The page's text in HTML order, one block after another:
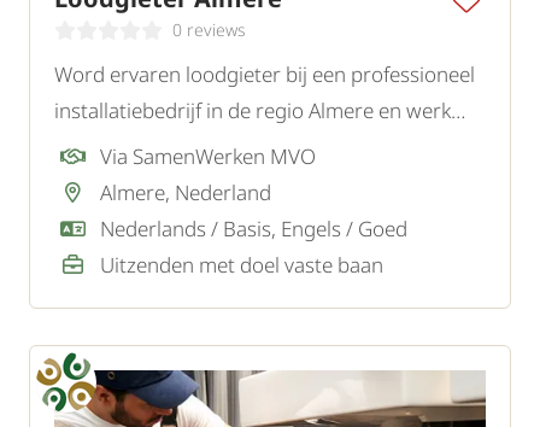
0 reviews
Word ervaren loodgieter bij een professioneel
installatiebedrijf in de regio Almere en werk
zelfstandig aan afwisselende opdrachten bij
particuliere en zakelijke klanten.
Via SamenWerken MVO
Almere, Nederland
Nederlands / Basis, Engels / Goed
Uitzenden met doel vaste baan